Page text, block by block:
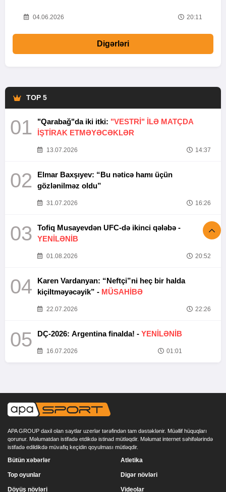
04.06.2026 20:11
Digərləri
TOP 5
01 "Qarabağ"da iki itki: "VESTRİ" İLƏ MATÇDA
İŞTİRAK ETMƏYƏCƏKLƏR
13.07.2026 14:37
02
Elmar Baxşıyev: “Bu nəticə hamı üçün
gözlənilməz oldu”
31.07.2026 16:26
03
Tofiq Musayevdən UFC-də ikinci qələbə -
YENİLƏNİB
01.08.2026 20:52
04
Karen Vardanyan: “Neftçi”ni heç bir halda
kiçiltməyəcəyik” - MÜSAHİBƏ
22.07.2026 22:26
05 DÇ-2026: Argentina finalda! - YENİLƏNİB
16.07.2026 01:01
APA GROUP daxil olan saytlar uzerlər tərəfindən tam dəstəklənir. Müəllif hüquqları
qorunur. Məlumatdan istifadə etdikdə istinad mütləqdir. Məlumat internet səhifələrində
istifadə edildikdə müvafiq keçidin qoyulması mütləqdir.
Bütün xəbərlər
Top oyunlar
Döyüş növləri
Atletika
Digər növləri
Videolar